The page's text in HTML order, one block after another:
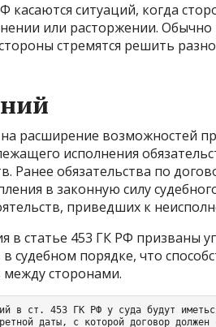
касаются ситуаций, когда
или расторжении. Обычно
стремятся решить
расширение возможностей
исполнения
Ранее обязательства по
в законную силу
приведших к
в статье 453 ГК РФ призваны
судебном порядке, что
сторонами.
в ст. 453 ГК РФ у суда будут
даты, с которой договор